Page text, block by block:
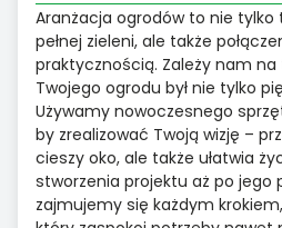
Aranżacja ogrodów to nie tylko
pełnej zieleni, ale także
praktycznością. Zależy nam
Twojego ogrodu był nie tylko
Używamy nowoczesnego
by zrealizować Twoją wizję –
cieszy oko, ale także ułatwia
stworzenia projektu aż po jego
zajmujemy się każdym